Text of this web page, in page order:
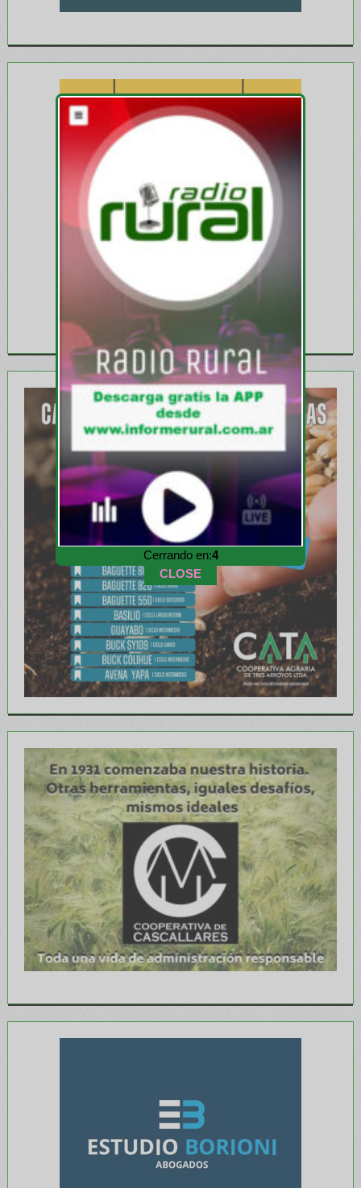
Cerrando en:1
CLOSE